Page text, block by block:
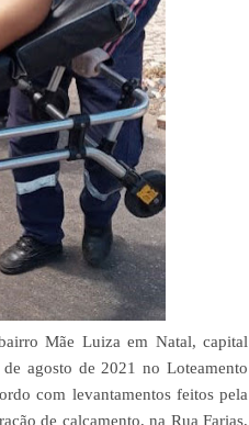
Mãe Luiza em Natal, capital
agosto de 2021 no Loteamento
com levantamentos feitos pela
de calçamento, na Rua Farias,